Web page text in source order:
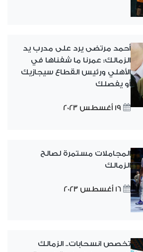
أحمد مرتضى يرد على مدرب يد
الزمالك: عمرنا ما شفناها في
الأهلي ورئيس القطاع سيجازيك
أو يفصلك
19 أغسطس 2023
المجاملات مستمرة لصالح
الزمالك
16 أغسطس 2023
تخصص انسحابات.. الزمالك